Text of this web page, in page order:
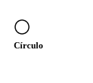
Círculo